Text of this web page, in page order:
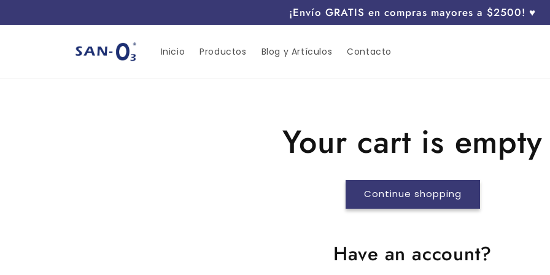
¡Envío GRATIS en compras mayores a $2500! ♥
Inicio Productos Blog y Artículos Contacto
Your cart is empty
Continue shopping
Have an account?